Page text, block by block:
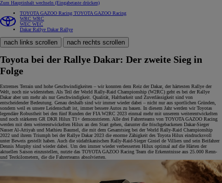
Zum Hauptinhalt wechseln (Eingabetaste drücken)
TOYOTA GAZOO Racing TOYOTA GAZOO Racing
WRC WRC
WEC WEC
Dakar Rallye Dakar Rallye
nach links scrollen nach rechts scrollen
Toyota bei der Rallye Dakar: Der zweite Sieg in
Folge
Extremes Terrain und hohe Geschwindigkeiten – wir konnten dem Reiz der Dakar, der härtesten Rallye der
Welt, noch nie widerstehen. Als Teil der World Rally-Raid Championship (W2RC) geht es bei der Rallye
Dakar aber um mehr als nur Geschwindigkeit. Qualität, Haltbarkeit und Zuverlässigkeit sind von
entscheidender Bedeutung. Genau deshalb sind wir immer wieder dabei – nicht nur aus sportlichen Gründen,
sondern weil es unsere Leidenschaft ist, immer bessere Autos zu bauen. In diesem Jahr werden wir Toyotas
legendäre Robustheit bei den fünf Runden der FIA W2RC 2023 einmal mehr mit unserem weiterentwickelten
und noch stärkeren GR DKR Hilux T1+ demonstrieren. Alle drei Fahrerteams von TOYOTA GAZOO Racing
werden mit dem weiterentwickelten Hilux an den Start gehen, darunter die frischgebackenen Dakar-Sieger
Nasser Al-Attiyah und Mathieu Baumel, die mit dem Gesamtsieg bei der World Rally-Raid Championship
2022 und ihrem Triumph bei der Rallye Dakar 2023 die enorme Zähigkeit des Toyota Hilux eindrucksvoll
unter Beweis gestellt haben. Auch die südafrikanischen Rally-Raid-Sieger Giniel de Villiers und sein Beifahrer
Dennis Murphy sind wieder dabei. Um den immer wieder verbesserten Hilux optimal auf die Härten der
aktuellen Saison einzustellen, nutzte das TOYOTA GAZOO Racing Team die Erkenntnisse aus 25.000 Renn-
und Testkilometern, die die Fahrerteams absolvierten.